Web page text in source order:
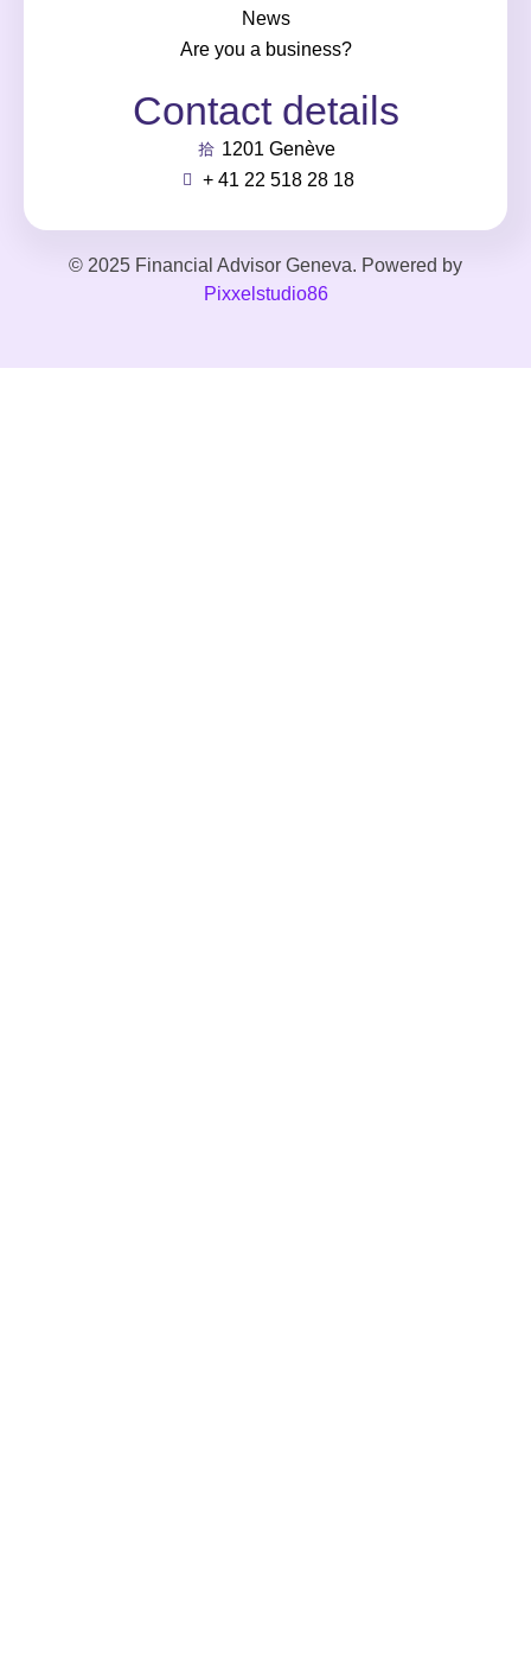
News
Are you a business?
Contact details
1201 Genève
+ 41 22 518 28 18
© 2025 Financial Advisor Geneva. Powered by
Pixxelstudio86